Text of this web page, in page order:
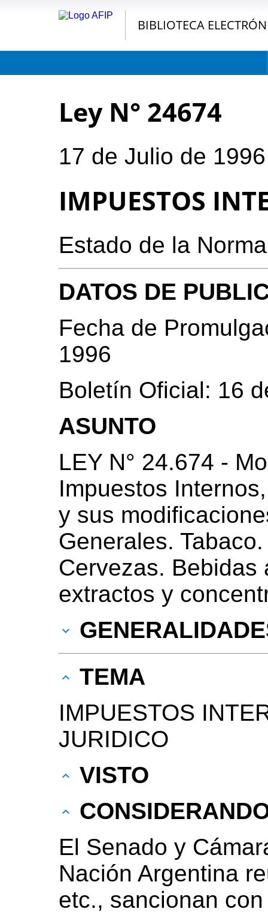
BIBLIOTECA
Ley N° 24674
17 de Julio de 1996
IMPUESTOS
Estado de la
DATOS DE
Fecha de
1996
Boletín Oficial: 16
ASUNTO
LEY N° 24.674 -
Impuestos
y sus
Generales.
Cervezas. Bebidas
extractos y
TEMA
IMPUESTOS
JURIDICO
VISTO
El Senado y
Nación Argentina
etc., sancionan